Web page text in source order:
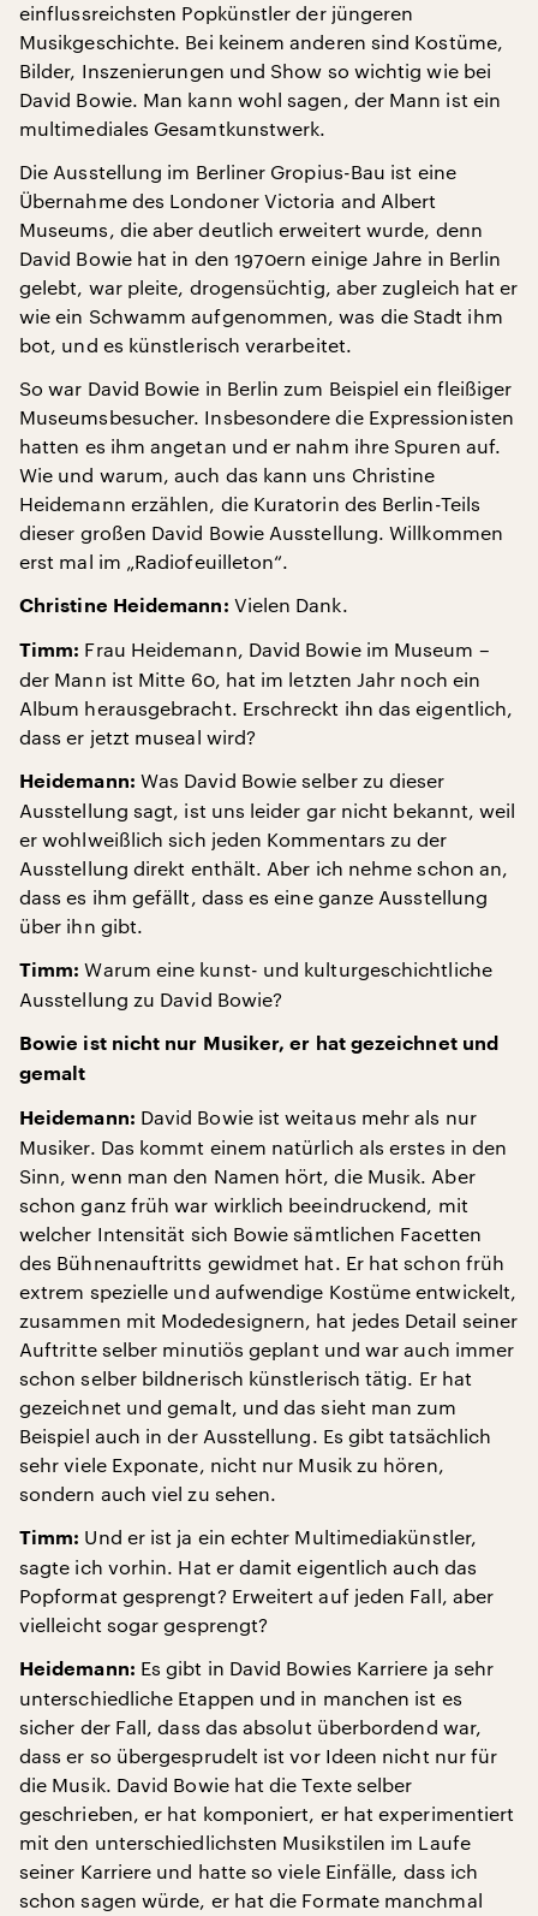
einflussreichsten Popkünstler der jüngeren
Musikgeschichte. Bei keinem anderen sind Kostüme,
Bilder, Inszenierungen und Show so wichtig wie bei
David Bowie. Man kann wohl sagen, der Mann ist ein
multimediales Gesamtkunstwerk.
Die Ausstellung im Berliner Gropius-Bau ist eine
Übernahme des Londoner Victoria and Albert
Museums, die aber deutlich erweitert wurde, denn
David Bowie hat in den 1970ern einige Jahre in Berlin
gelebt, war pleite, drogensüchtig, aber zugleich hat er
wie ein Schwamm aufgenommen, was die Stadt ihm
bot, und es künstlerisch verarbeitet.
So war David Bowie in Berlin zum Beispiel ein fleißiger
Museumsbesucher. Insbesondere die Expressionisten
hatten es ihm angetan und er nahm ihre Spuren auf.
Wie und warum, auch das kann uns Christine
Heidemann erzählen, die Kuratorin des Berlin-Teils
dieser großen David Bowie Ausstellung. Willkommen
erst mal im „Radiofeuilleton“.
Christine Heidemann: Vielen Dank.
Timm: Frau Heidemann, David Bowie im Museum –
der Mann ist Mitte 60, hat im letzten Jahr noch ein
Album herausgebracht. Erschreckt ihn das eigentlich,
dass er jetzt museal wird?
Heidemann: Was David Bowie selber zu dieser
Ausstellung sagt, ist uns leider gar nicht bekannt, weil
er wohlweißlich sich jeden Kommentars zu der
Ausstellung direkt enthält. Aber ich nehme schon an,
dass es ihm gefällt, dass es eine ganze Ausstellung
über ihn gibt.
Timm: Warum eine kunst- und kulturgeschichtliche
Ausstellung zu David Bowie?
Bowie ist nicht nur Musiker, er hat gezeichnet und
gemalt
Heidemann: David Bowie ist weitaus mehr als nur
Musiker. Das kommt einem natürlich als erstes in den
Sinn, wenn man den Namen hört, die Musik. Aber
schon ganz früh war wirklich beeindruckend, mit
welcher Intensität sich Bowie sämtlichen Facetten
des Bühnenauftritts gewidmet hat. Er hat schon früh
extrem spezielle und aufwendige Kostüme entwickelt,
zusammen mit Modedesignern, hat jedes Detail seiner
Auftritte selber minutiös geplant und war auch immer
schon selber bildnerisch künstlerisch tätig. Er hat
gezeichnet und gemalt, und das sieht man zum
Beispiel auch in der Ausstellung. Es gibt tatsächlich
sehr viele Exponate, nicht nur Musik zu hören,
sondern auch viel zu sehen.
Timm: Und er ist ja ein echter Multimediakünstler,
sagte ich vorhin. Hat er damit eigentlich auch das
Popformat gesprengt? Erweitert auf jeden Fall, aber
vielleicht sogar gesprengt?
Heidemann: Es gibt in David Bowies Karriere ja sehr
unterschiedliche Etappen und in manchen ist es
sicher der Fall, dass das absolut überbordend war,
dass er so übergesprudelt ist vor Ideen nicht nur für
die Musik. David Bowie hat die Texte selber
geschrieben, er hat komponiert, er hat experimentiert
mit den unterschiedlichsten Musikstilen im Laufe
seiner Karriere und hatte so viele Einfälle, dass ich
schon sagen würde, er hat die Formate manchmal